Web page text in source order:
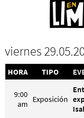
viernes
HORA TIPO
9:00
am Exposición